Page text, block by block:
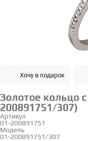
Хочу в подарок
Золотое кольцо
200891751/307)
Артикул
01-200891751
Модель
01-200891751/307